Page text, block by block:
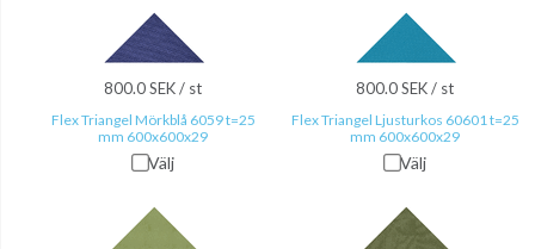
800.0 SEK / st
Flex Triangel Mörkblå 6059 t=25
mm 600x600x29
Välj
800.0 SEK / st
Flex Triangel Ljusturkos 60601 t=25
mm 600x600x29
Välj